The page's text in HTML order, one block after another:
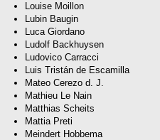
Louise Moillon
Lubin Baugin
Luca Giordano
Ludolf Backhuysen
Ludovico Carracci
Luis Tristán de Escamilla
Mateo Cerezo d. J.
Mathieu Le Nain
Matthias Scheits
Mattia Preti
Meindert Hobbema